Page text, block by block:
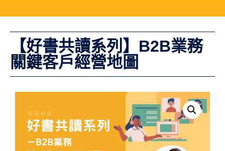
【好書共讀系列】B2B業務
關鍵客戶經營地圖